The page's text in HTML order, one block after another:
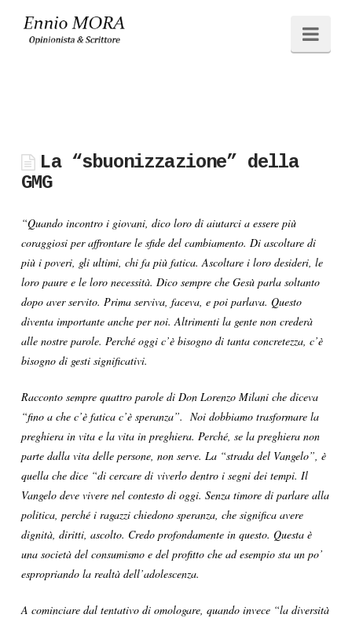
Ennio
La “sbuonizzazione” della
GMG
“Quando incontro i giovani, dico loro di aiutarci a essere più
coraggiosi per affrontare le sfide del cambiamento. Di ascoltare di
più i poveri, gli ultimi, chi fa più fatica. Ascoltare i loro desideri, le
loro paure e le loro necessità. Dico sempre che Gesù parla soltanto
dopo aver servito. Prima serviva, faceva, e poi parlava. Questo
diventa importante anche per noi. Altrimenti la gente non crederà
alle nostre parole. Perché oggi c’è bisogno di tanta concretezza, c’è
bisogno di gesti significativi.
Racconto sempre quattro parole di Don Lorenzo Milani che diceva
“fino a che c’è fatica c’è speranza”. Noi dobbiamo trasformare la
preghiera in vita e la vita in preghiera. Perché, se la preghiera non
parte dalla vita delle persone, non serve. La “strada del Vangelo”, è
quella che dice “di cercare di viverlo dentro i segni dei tempi. Il
Vangelo deve vivere nel contesto di oggi. Senza timore di parlare alla
politica, perché i ragazzi chiedono speranza, che significa avere
dignità, diritti, ascolto. Credo profondamente in questo. Questa è
una società del consumismo e del profitto che ad esempio sta un po’
espropriando la realtà dell’adolescenza.
A cominciare dal tentativo di omologare, quando invece “la diversità